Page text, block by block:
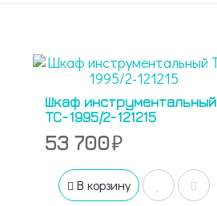
Шкаф инструментальный
TC-1995/2-121215
53 700
В корзину